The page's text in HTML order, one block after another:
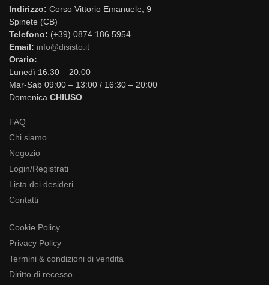
Indirizzo: Corso Vittorio Emanuele, 9
Spinete (CB)
Telefono: (+39) 0874 186 5954
Email: info@disisto.it
Orario:
Lunedì 16:30 – 20:00
Mar-Sab 09:00 – 13:00 / 16:30 – 20:00
Domenica CHIUSO
FAQ
Chi siamo
Negozio
Login/Registrati
Lista dei desideri
Contatti
Cookie Policy
Privacy Policy
Termini & condizioni di vendita
Diritto di recesso